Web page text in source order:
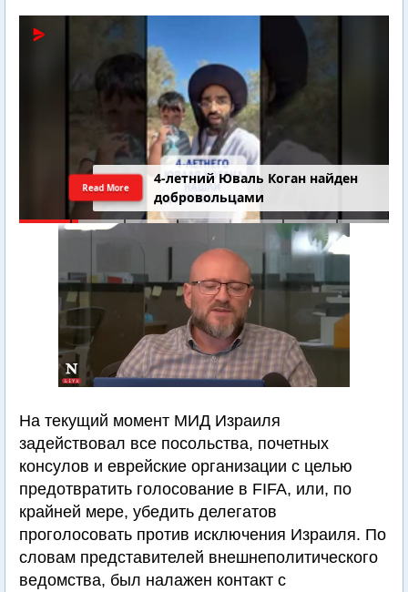
4-летний Юваль Коган найден
добровольцами
Read More
На текущий момент МИД Израиля
задействовал все посольства, почетных
консулов и еврейские организации с целью
предотвратить голосование в FIFA, или, по
крайней мере, убедить делегатов
проголосовать против исключения Израиля. По
словам представителей внешнеполитического
ведомства, был налажен контакт с